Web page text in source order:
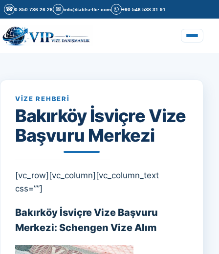
İçeriğe geç
☎ 0 850 736 26 26 ✉ info@tatilselfie.com +90 546 538 31 91
Menüyü
VIZE REHBERI
Bakırköy İsviçre Vize
Başvuru Merkezi
[vc_row][vc_column][vc_column_text
css=””]
Bakırköy İsviçre Vize Başvuru
Merkezi: Schengen Vize Alım